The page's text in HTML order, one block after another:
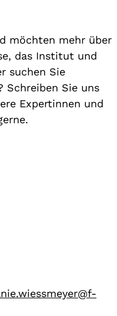
möchten mehr über
das Institut und
suchen Sie
Schreiben Sie uns
Expertinnen und